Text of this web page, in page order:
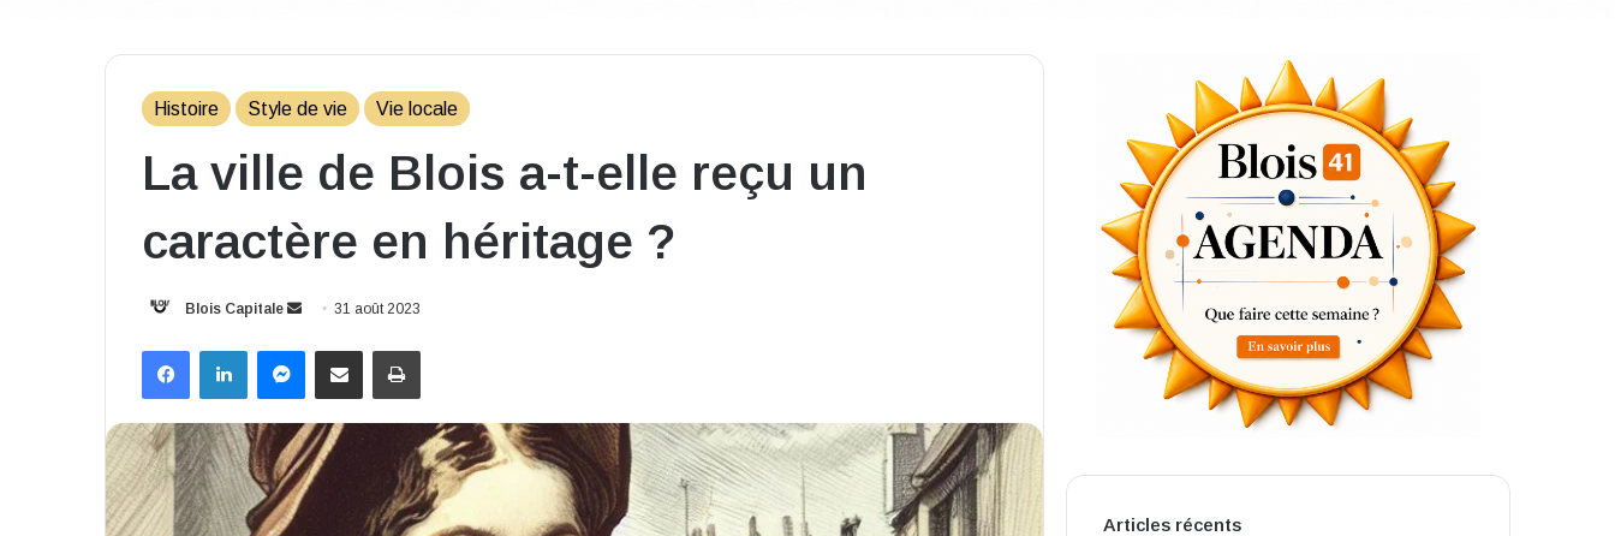
Histoire Style de vie Vie locale
La ville de Blois a-t-elle reçu un
caractère en héritage ?
Blois Capitale
Envoyer
courriel
31 août 2023
FacebookLinkedinMessenger
Partager par email Imprimer
Articles récents